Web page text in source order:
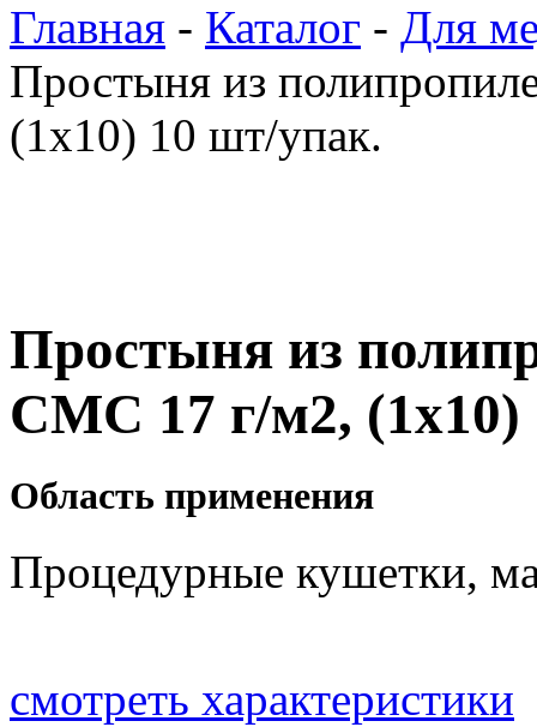
Главная - Каталог - Для
Простыня из
(1х10) 10 шт/упак.
Простыня из
СМС 17 г/м2, (1х10)
Область применения
Процедурные кушетки,
смотреть характеристики